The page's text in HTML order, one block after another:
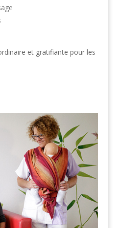
et gratifiante pour les